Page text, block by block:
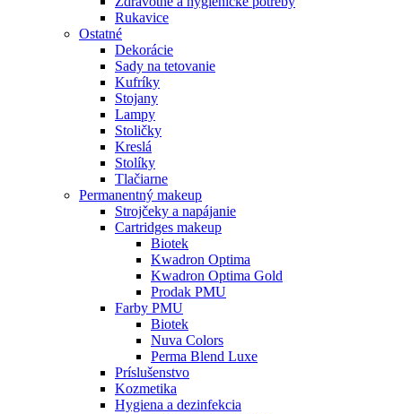
Rukavice
Ostatné
Dekorácie
Sady na tetovanie
Kufríky
Stojany
Lampy
Stoličky
Kreslá
Stolíky
Tlačiarne
Permanentný makeup
Strojčeky a napájanie
Cartridges makeup
Biotek
Kwadron Optima
Kwadron Optima Gold
Prodak PMU
Farby PMU
Biotek
Nuva Colors
Perma Blend Luxe
Príslušenstvo
Kozmetika
Hygiena a dezinfekcia